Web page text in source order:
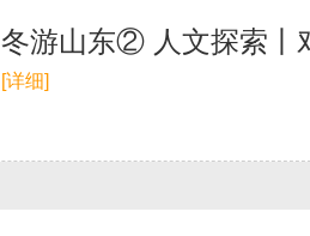
冬游山东② 人文探索丨
[详细]